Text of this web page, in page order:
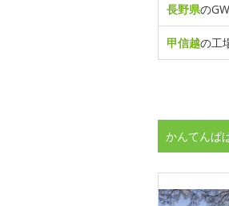
長野県の
甲信越の工
かんてんぱ